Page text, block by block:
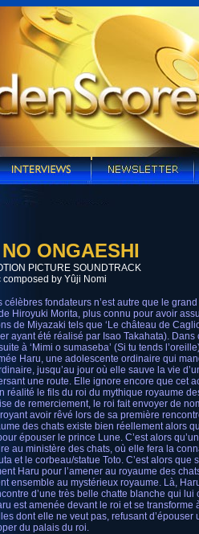
ONGAESHI
PICTURE SOUNDTRACK
composed by Yûji Nomi
fondateurs n’est autre que le
Hiroyuki Morita, plus connu pour avoir
de Miyazaki tels que ‘Le château de
ayant été réalisé par Isao Takahata).
à ‘Mimi o sumaseba’ (Si tu tends
Haru, une adolescente ordinaire qui
jusqu’au jour où elle sauve la vie
une route. Elle ignore encore que cet
réalité le fils du roi du mythique royaume
de remerciement, le roi fait envoyer de
avoir rêvé lors de sa première
des chats existe bien réellement alors
épouser le prince Lune. C’est alors
au ministère des chats, où elle fera la
et le corbeau/statue Toto. C’est alors que
Haru pour l’amener au royaume des
ensemble au mystérieux royaume. Là,
d’une très belle chatte blanche qui lui
est amenée devant le roi et se transforme
dont elle ne veut pas, refusant d’épouser
du palais du roi.